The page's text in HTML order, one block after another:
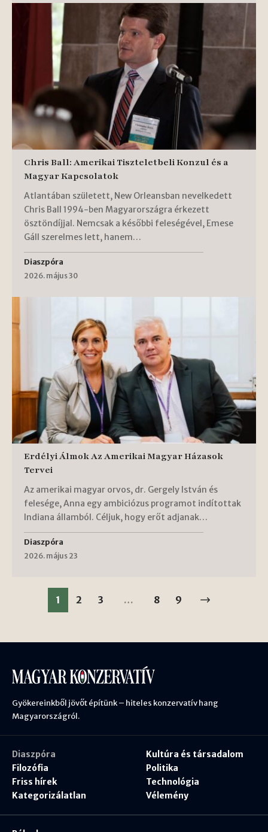
Chris Ball: Amerikai Tiszteletbeli Konzul és a
Magyar Kapcsolatok
Atlantában született, New Orleansban nevelkedett
Chris Ball 1994-ben Magyarországra érkezett
ösztöndíjjal. Nemcsak a későbbi feleségével, Emese
Gáll szerelmes lett, hanem…
Diaszpóra
2026. május 30
Erdélyi Álmok Az Amerikai Magyar Házasok
Tervei
Az amerikai magyar orvos, dr. Gergely István és
felesége, Anna egy ambiciózus programot indítottak
Indiana államból. Céljuk, hogy erőt adjanak…
Diaszpóra
2026. május 23
1 2 3 … 8 9
Gyökereinkből jövőt építünk – hiteles konzervatív hang
Magyarországról.
Diaszpóra
Filozófia
Friss hírek
Kategorizálatlan
Kultúra és társadalom
Politika
Technológia
Vélemény